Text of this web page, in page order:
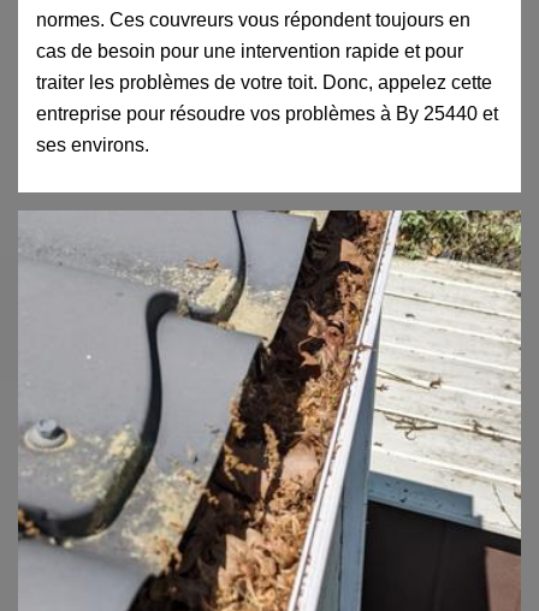
normes. Ces couvreurs vous répondent toujours en
cas de besoin pour une intervention rapide et pour
traiter les problèmes de votre toit. Donc, appelez cette
entreprise pour résoudre vos problèmes à By 25440 et
ses environs.